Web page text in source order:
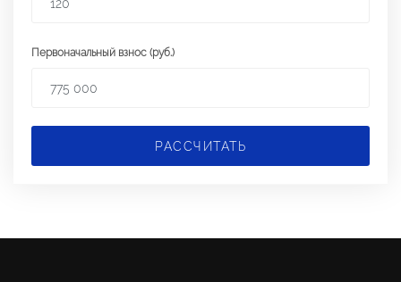
Первоначальный взнос (руб.)
РАССЧИТАТЬ